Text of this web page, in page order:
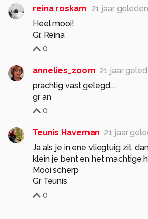
reina roskam 21 jaar geleden
Heel mooi!
Gr. Reina
0
annelies_zoom 21 jaar
prachtig vast gelegd....
gr an
0
Teunis Haveman 21 jaar
Ja als je in ene vliegtuig zit,
klein je bent en het machtige
Mooi scherp
Gr Teunis
0